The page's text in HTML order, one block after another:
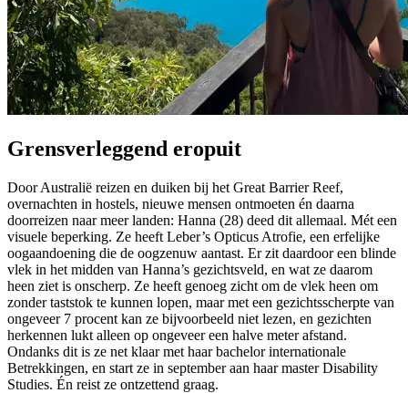
Grensverleggend eropuit
Door Australië reizen en duiken bij het Great Barrier Reef,
overnachten in hostels, nieuwe mensen ontmoeten én daarna
doorreizen naar meer landen: Hanna (28) deed dit allemaal. Mét een
visuele beperking. Ze heeft Leber’s Opticus Atrofie, een erfelijke
oogaandoening die de oogzenuw aantast. Er zit daardoor een blinde
vlek in het midden van Hanna’s gezichtsveld, en wat ze daarom
heen ziet is onscherp. Ze heeft genoeg zicht om de vlek heen om
zonder taststok te kunnen lopen, maar met een gezichtsscherpte van
ongeveer 7 procent kan ze bijvoorbeeld niet lezen, en gezichten
herkennen lukt alleen op ongeveer een halve meter afstand.
Ondanks dit is ze net klaar met haar bachelor internationale
Betrekkingen, en start ze in september aan haar master Disability
Studies. Én reist ze ontzettend graag.